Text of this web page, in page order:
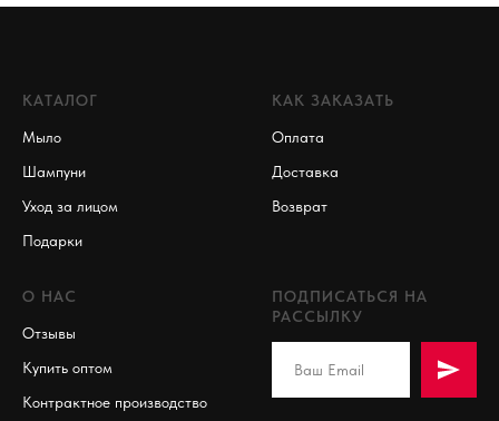
КАТАЛОГ
Мыло
Шампуни
Уход за лицом
Подарки
КАК ЗАКАЗАТЬ
Оплата
Доставка
Возврат
О НАС
Отзывы
Купить оптом
Контрактное производство
ПОДПИСАТЬСЯ НА
РАССЫЛКУ